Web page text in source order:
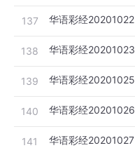
137 华语彩经20201022
138 华语彩经20201023
139 华语彩经20201025
140 华语彩经20201026
141 华语彩经20201027